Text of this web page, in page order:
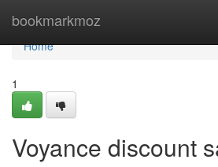
bookmarkmoz
Home
Home
1
Voyance discount